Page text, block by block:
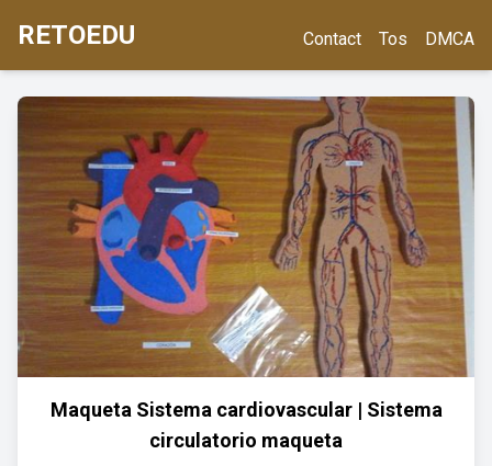
RETOEDU Contact Tos DMCA
Maqueta Sistema cardiovascular | Sistema
circulatorio maqueta